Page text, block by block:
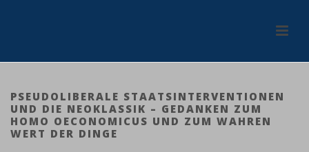
PSEUDOLIBERALE STAATSINTERVENTIONEN
UND DIE NEOKLASSIK – GEDANKEN ZUM
HOMO OECONOMICUS UND ZUM WAHREN
WERT DER DINGE